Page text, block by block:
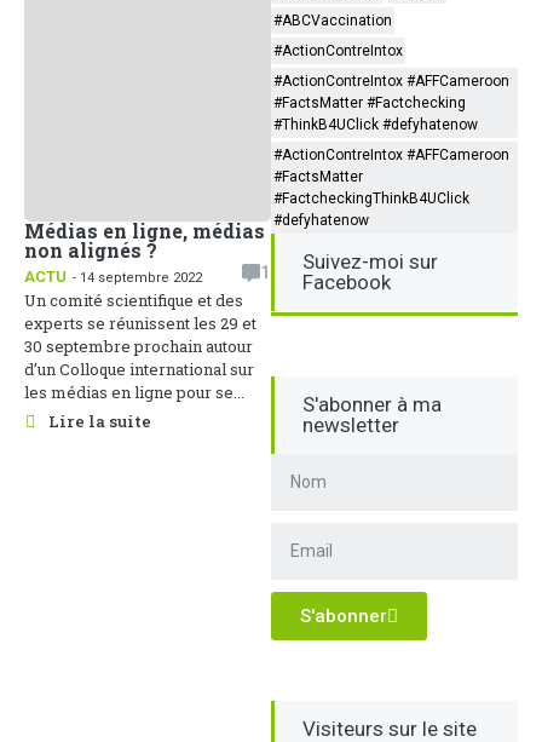
Médias en ligne, médias
non alignés ?
ACTU - 14 septembre 2022
1
Un comité scientifique et des
experts se réunissent les 29 et
30 septembre prochain autour
d’un Colloque international sur
les médias en ligne pour se...
Lire la suite
#ABCVaccination
#ActionContreIntox
#ActionContreIntox #AFFCameroon
#FactsMatter #Factchecking
#ThinkB4UClick #defyhatenow
#ActionContreIntox #AFFCameroon
#FactsMatter
#FactcheckingThinkB4UClick
#defyhatenow
Suivez-moi sur
Facebook
S'abonner à ma
newsletter
S'abonner
Visiteurs sur le site